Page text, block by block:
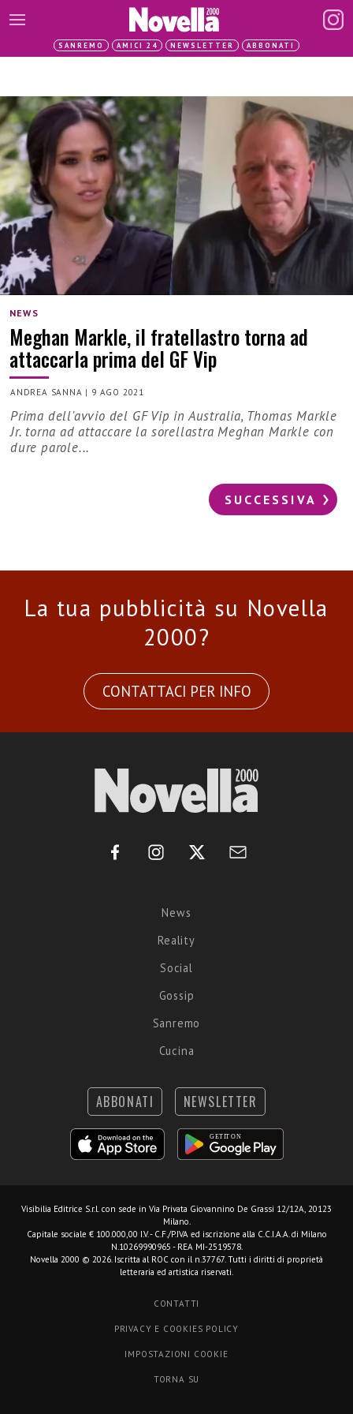
SANREMO AMICI 24 NEWSLETTER ABBONATI
NEWS
Meghan Markle, il fratellastro torna ad
attaccarla prima del GF Vip
ANDREA SANNA | 9 AGO 2021
Prima dell'avvio del GF Vip in Australia, Thomas Markle
Jr. torna ad attaccare la sorellastra Meghan Markle con
dure parole...
SUCCESSIVA
La tua pubblicità su Novella
2000?
CONTATTACI PER INFO
News
Reality
Social
Gossip
Sanremo
Cucina
ABBONATI NEWSLETTER
Visibilia Editrice S.r.l. con sede in Via Privata Giovannino De Grassi 12/12A, 20123
Milano.
Capitale sociale € 100.000,00 I.V. - C.F./P.IVA ed iscrizione alla C.C.I.A.A. di Milano
N.10269990965 - REA MI-2519578.
Novella 2000 © 2026. Iscritta al ROC con il n.37767. Tutti i diritti di proprietà
letteraria ed artistica riservati.
CONTATTI
PRIVACY E COOKIES POLICY
IMPOSTAZIONI COOKIE
TORNA SU